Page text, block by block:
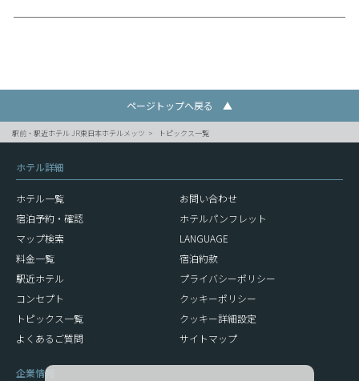
ページトップへ戻る ▲
駅前・駅近ホテル JR東日本ホテルメッツ トピックス一覧
ホテル詳細
ホテル一覧
宿泊予約・確認
マップ検索
料金一覧
駅近ホテル
コンセプト
トピックス一覧
よくあるご質問
お問い合わせ
ホテルパンフレット
LANGUAGE
宿泊約款
プライバシーポリシー
クッキーポリシー
クッキー詳細設定
サイトマップ
企業情報